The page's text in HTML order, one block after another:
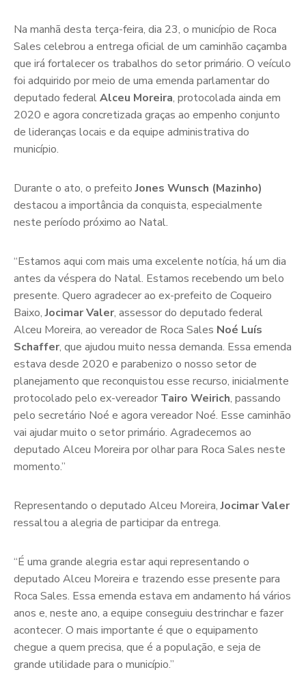
Na manhã desta terça-feira, dia 23, o município de Roca
Sales celebrou a entrega oficial de um caminhão caçamba
que irá fortalecer os trabalhos do setor primário. O veículo
foi adquirido por meio de uma emenda parlamentar do
deputado federalAlceu Moreira, protocolada ainda em
2020 e agora concretizada graças ao empenho conjunto
de lideranças locais e da equipe administrativa do
município.
Durante o ato, o prefeitoJones Wunsch (Mazinho)
destacou a importância da conquista, especialmente
neste período próximo ao Natal.
“Estamos aqui com mais uma excelente notícia, há um dia
antes da véspera do Natal. Estamos recebendo um belo
presente. Quero agradecer ao ex-prefeito de Coqueiro
Baixo,Jocimar Valer, assessor do deputado federal
Alceu Moreira, ao vereador de Roca Sales Noé Luís
Schaffer, que ajudou muito nessa demanda. Essa emenda
estava desde 2020 e parabenizo o nosso setor de
planejamento que reconquistou esse recurso, inicialmente
protocolado pelo ex-vereador Tairo Weirich, passando
pelo secretário Noé e agora vereador Noé. Esse caminhão
vai ajudar muito o setor primário. Agradecemos ao
deputado Alceu Moreira por olhar para Roca Sales neste
momento.”
Representando o deputado Alceu Moreira,Jocimar Valer
ressaltou a alegria de participar da entrega.
“É uma grande alegria estar aqui representando o
deputado Alceu Moreira e trazendo esse presente para
Roca Sales. Essa emenda estava em andamento há vários
anos e, neste ano, a equipe conseguiu destrinchar e fazer
acontecer. O mais importante é que o equipamento
chegue a quem precisa, que é a população, e seja de
grande utilidade para o município.”